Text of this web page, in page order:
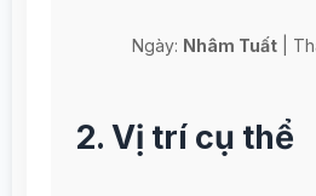
Ngày: Nhâm Tuất |
2. Vị trí cụ thể